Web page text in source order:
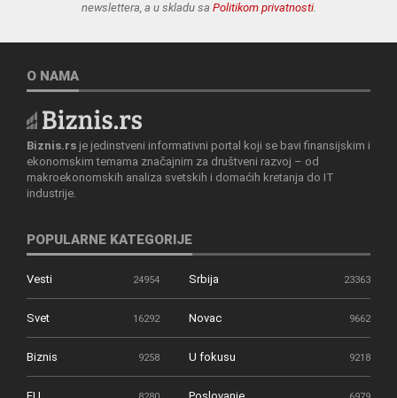
newslettera, a u skladu sa Politikom privatnosti.
O NAMA
Biznis.rs je jedinstveni informativni portal koji se bavi finansijskim i
ekonomskim temama značajnim za društveni razvoj – od
makroekonomskih analiza svetskih i domaćih kretanja do IT
industrije.
POPULARNE KATEGORIJE
Vesti 24954 Srbija 23363
Svet 16292 Novac 9662
Biznis 9258 U fokusu 9218